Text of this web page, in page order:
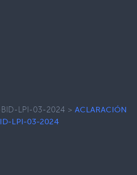
BID-LPI-03-2024 > ACLARACIÓN
LPI-03-2024